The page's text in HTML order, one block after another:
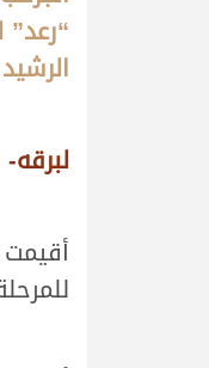
“رعد”
للمرحلة